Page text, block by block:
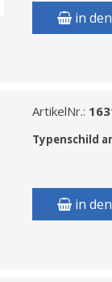
in
ArtikelNr.:
Typenschild
in